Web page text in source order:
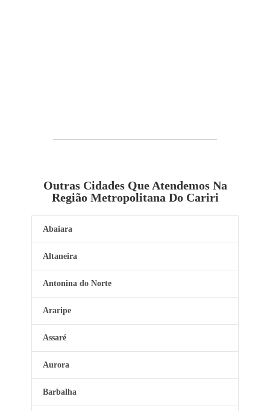
Outras Cidades Que Atendemos Na
Região Metropolitana Do Cariri
Abaiara
Altaneira
Antonina do Norte
Araripe
Assaré
Aurora
Barbalha